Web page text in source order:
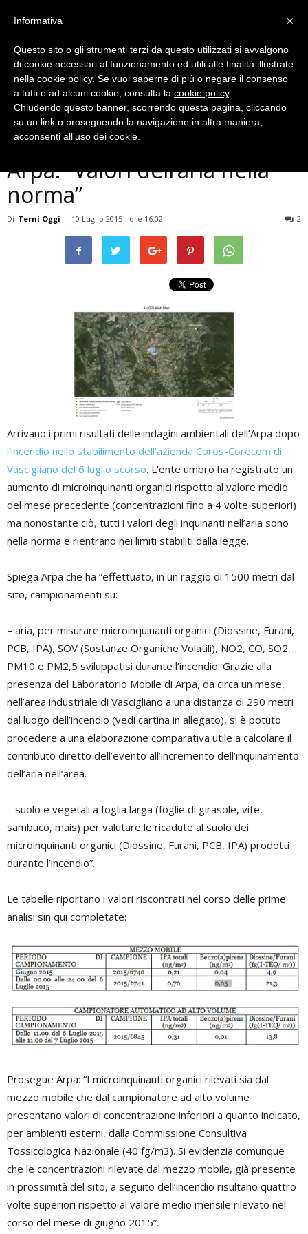
Cronaca
Terni, incendio Vascigliano,
Arpa: ”Valori dell’aria nella
norma”
Di Terni Oggi - 10 Luglio 2015 - ore 16:02 2
Arrivano i primi risultati delle indagini ambientali dell’Arpa dopo
l’incendio nello stabilimento dell’azienda Cores-Corecom di
Vascigliano del 6 luglio scorso. L’ente umbro ha registrato un
aumento di microinquinanti organici rispetto al valore medio
del mese precedente (concentrazioni fino a 4 volte superiori)
ma nonostante ciò, tutti i valori degli inquinanti nell’aria sono
nella norma e rientrano nei limiti stabiliti dalla legge.
Spiega Arpa che ha “effettuato, in un raggio di 1500 metri dal
sito, campionamenti su:
– aria, per misurare microinquinanti organici (Diossine, Furani,
PCB, IPA), SOV (Sostanze Organiche Volatili), NO2, CO, SO2,
PM10 e PM2,5 sviluppatisi durante l’incendio. Grazie alla
presenza del Laboratorio Mobile di Arpa, da circa un mese,
nell’area industriale di Vascigliano a una distanza di 290 metri
dal luogo dell’incendio (vedi cartina in allegato), si è potuto
procedere a una elaborazione comparativa utile a calcolare il
contributo diretto dell’evento all’incremento dell’inquinamento
dell’aria nell’area.
– suolo e vegetali a foglia larga (foglie di girasole, vite,
sambuco, mais) per valutare le ricadute al suolo dei
microinquinanti organici (Diossine, Furani, PCB, IPA) prodotti
durante l’incendio”.
Le tabelle riportano i valori riscontrati nel corso delle prime
analisi sin qui completate:
Prosegue Arpa: “I microinquinanti organici rilevati sia dal
mezzo mobile che dal campionatore ad alto volume
presentano valori di concentrazione inferiori a quanto indicato,
per ambienti esterni, dalla Commissione Consultiva
Tossicologica Nazionale (40 fg/m3). Si evidenzia comunque
che le concentrazioni rilevate dal mezzo mobile, già presente
in prossimità del sito, a seguito dell’incendio risultano quattro
volte superiori rispetto al valore medio mensile rilevato nel
corso del mese di giugno 2015”.
×
Informativa
Questo sito o gli strumenti terzi da questo utilizzati si avvalgono
di cookie necessari al funzionamento ed utili alle finalità illustrate
nella cookie policy. Se vuoi saperne di più o negare il consenso
a tutti o ad alcuni cookie, consulta la cookie policy.
Chiudendo questo banner, scorrendo questa pagina, cliccando
su un link o proseguendo la navigazione in altra maniera,
acconsenti all’uso dei cookie.